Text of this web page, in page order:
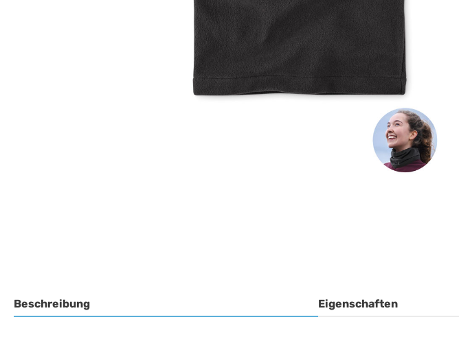
Beschreibung Eigenschaften